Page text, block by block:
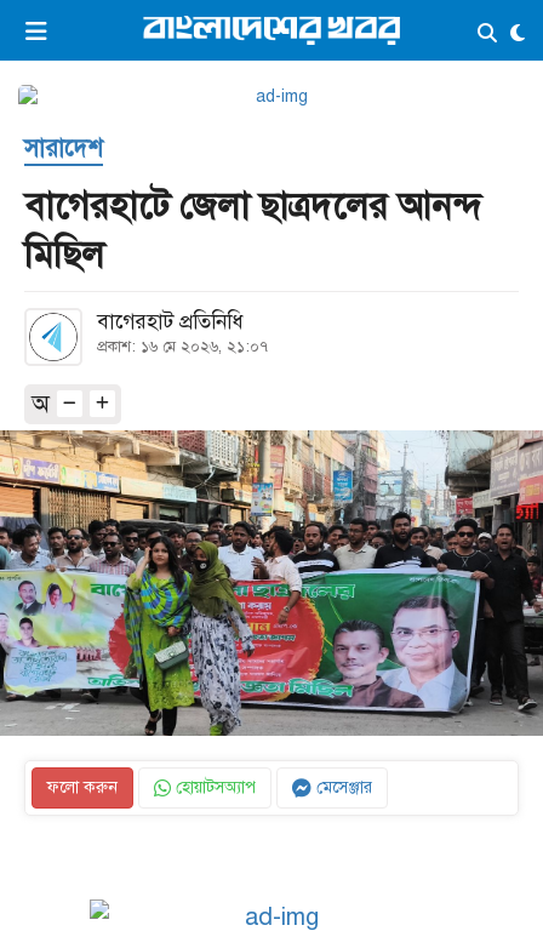
ভিডিও ই-পেপার লগইন ×
প্রচ্ছদ
সর্বশেষ
সব বিভাগ
কনভার্টার
সারাদেশ
বাগেরহাটে জেলা ছাত্রদলের আনন্দ
মিছিল
বাগেরহাট প্রতিনিধি
প্রকাশ: ১৬ মে ২০২৬, ২১:০৭
অ
ফলো করুন হোয়াটসঅ্যাপ মেসেঞ্জার